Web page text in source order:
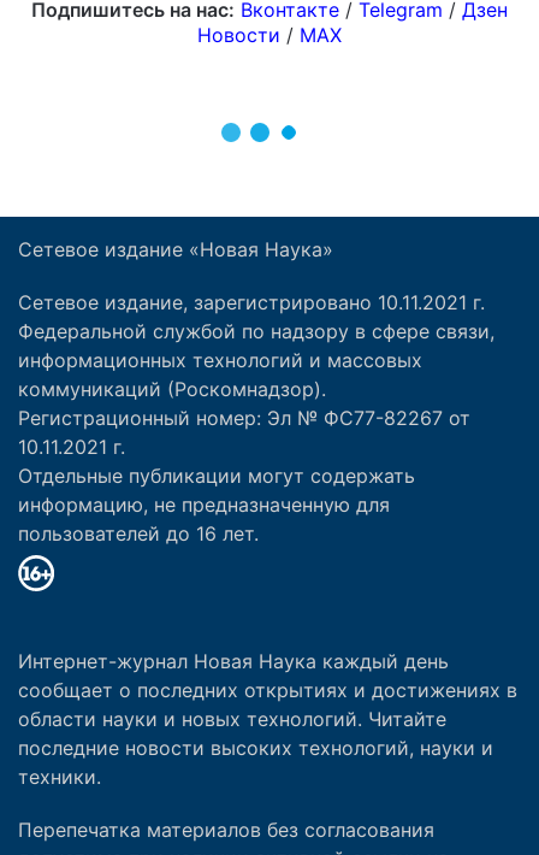
Сетевое издание «Новая Наука»
Сетевое издание, зарегистрировано 10.11.2021 г.
Федеральной службой по надзору в сфере связи,
информационных технологий и массовых
коммуникаций (Роскомнадзор).
Регистрационный номер: Эл № ФС77-82267 от
10.11.2021 г.
Отдельные публикации могут содержать
информацию, не предназначенную для
пользователей до 16 лет.
Интернет-журнал Новая Наука каждый день
сообщает о последних открытиях и достижениях в
области науки и новых технологий. Читайте
последние новости высоких технологий, науки и
техники.
Перепечатка материалов без согласования